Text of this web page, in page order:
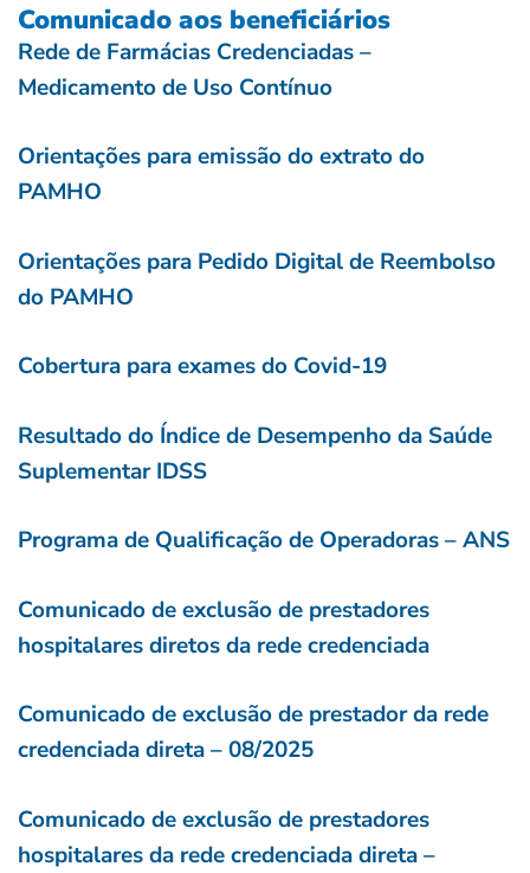
Comunicado aos beneficiários
Rede de Farmácias Credenciadas –
Medicamento de Uso Contínuo
Orientações para emissão do extrato do
PAMHO
Orientações para Pedido Digital de Reembolso
do PAMHO
Cobertura para exames do Covid-19
Resultado do Índice de Desempenho da Saúde
Suplementar IDSS
Programa de Qualificação de Operadoras – ANS
Comunicado de exclusão de prestadores
hospitalares diretos da rede credenciada
Comunicado de exclusão de prestador da rede
credenciada direta – 08/2025
Comunicado de exclusão de prestadores
hospitalares da rede credenciada direta –